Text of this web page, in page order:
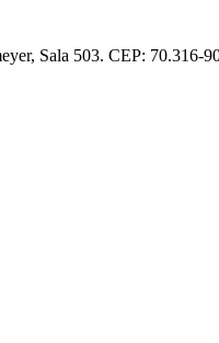
Sala 503. CEP: 70.316-